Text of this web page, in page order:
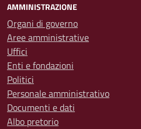
AMMINISTRAZIONE
Organi di governo
Aree amministrative
Uffici
Enti e fondazioni
Politici
Personale amministrativo
Documenti e dati
Albo pretorio